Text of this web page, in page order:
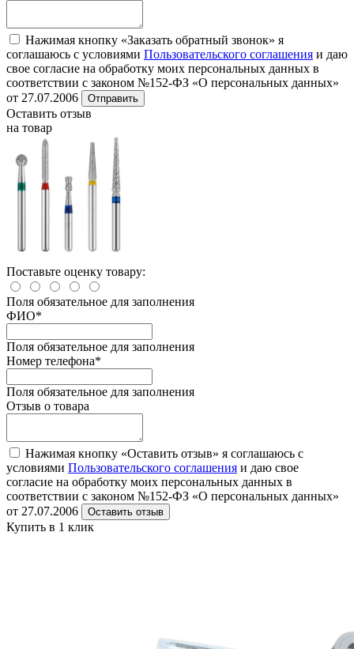
Нажимая кнопку «Заказать обратный звонок» я
соглашаюсь с условиями Пользовательского соглашения и даю
свое согласие на обработку моих персональных данных в
соответствии с законом №152-ФЗ «О персональных данных»
от 27.07.2006
Отправить
Оставить отзыв
на товар
Поставьте оценку товару:
Поля обязательное для заполнения
ФИО*
Поля обязательное для заполнения
Номер телефона*
Поля обязательное для заполнения
Отзыв о товара
Нажимая кнопку «Оставить отзыв» я соглашаюсь с
условиями Пользовательского соглашения и даю свое
согласие на обработку моих персональных данных в
соответствии с законом №152-ФЗ «О персональных данных»
от 27.07.2006
Оставить отзыв
Купить в 1 клик